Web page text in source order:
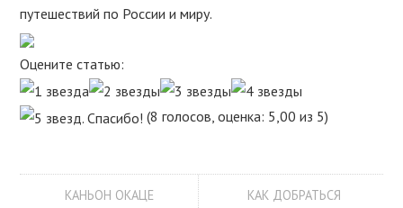
путешествий по России и миру.
Оцените статью:
(8 голосов, оценка: 5,00 из 5)
КАНЬОН ОКАЦЕ
КАК ДОБРАТЬСЯ